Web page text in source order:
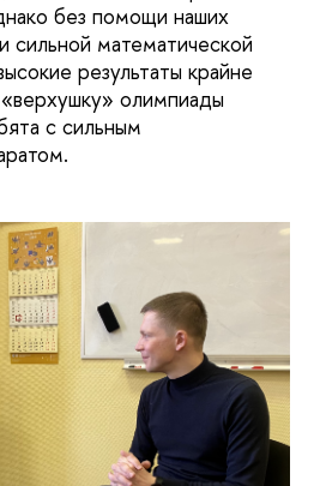
без помощи наших
сильной математической
результаты крайне
олимпиады
с сильным